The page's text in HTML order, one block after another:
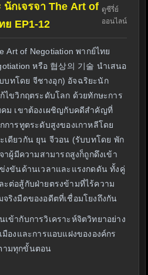
นักเจรจา The Art of
ย EP1-12
ดูซีรี่ย์
ออนไลน์
Art of Negotiation พากย์ไทย
หรือ 협상의 기술 นำเสนอ
บทโดย จีชางอุก) อัจฉริยะนัก
ไขวิกฤตระดับโลก ด้วยทักษะการ
ม เขาต้องเผชิญกับคดีสำคัญที่
การทูตระดับสูงของเกาหลีโดย
ดียวกัน ยุน จีวอน (รับบทโดย พัก
าผู้มีความสามารถสูงก็ถูกดึงเข้า
งขันด้านเวลาและแรงกดดัน ทั้งคู่
ต่อสู้กับฝ่ายตรงข้ามที่ไร้ความ
ริงมืดของอดีตที่เชื่อมโยงถึงกัน
ข้ากับการวิเคราะห์จิตวิทยาอย่าง
องและการแอบแฝงขององค์กร
ามทุกขั้นตอน